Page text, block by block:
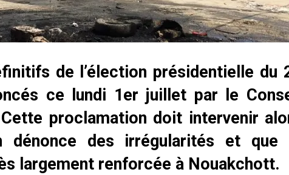
de l’élection présidentielle du
ce lundi 1er juillet par le
proclamation doit intervenir
dénonce des irrégularités et que
largement renforcée à Nouakchott.